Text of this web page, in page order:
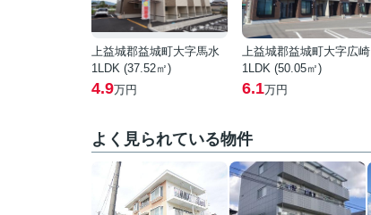
上益城郡益城町大字馬水
1LDK (37.52㎡)
4.9万円
上益城郡益城町大字広崎
1LDK (50.05㎡)
6.1万円
よく見られている物件